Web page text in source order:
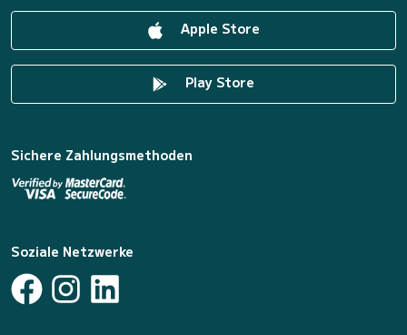
Apple Store
Play Store
Sichere Zahlungsmethoden
Soziale Netzwerke